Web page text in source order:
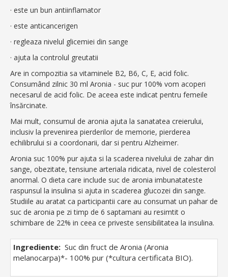
· este un bun antiinflamator
· este anticancerigen
· regleaza nivelul glicemiei din sange
· ajuta la controlul greutatii
Are in compozitia sa vitaminele B2, B6, C, E, acid folic.
Consumând zilnic 30 ml Aronia - suc pur 100% vom acoperi
necesarul de acid folic. De aceea este indicat pentru femeile
însărcinate.
Mai mult, consumul de aronia ajuta la sanatatea creierului,
inclusiv la prevenirea pierderilor de memorie, pierderea
echilibrului si a coordonarii, dar si pentru Alzheimer.
Aronia suc 100% pur ajuta si la scaderea nivelului de zahar din
sange, obezitate, tensiune arteriala ridicata, nivel de colesterol
anormal. O dieta care include suc de aronia imbunatateste
raspunsul la insulina si ajuta in scaderea glucozei din sange.
Studiile au aratat ca participantii care au consumat un pahar de
suc de aronia pe zi timp de 6 saptamani au resimtit o
schimbare de 22% in ceea ce priveste sensibilitatea la insulina.
Ingrediente: Suc din fruct de Aronia (Aronia
melanocarpa)*- 100% pur (*cultura certificata BIO).